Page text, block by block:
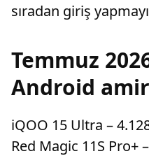
sıradan giriş
Temmuz
Android
iQOO 15 Ultra –
Red Magic 11S Pro+